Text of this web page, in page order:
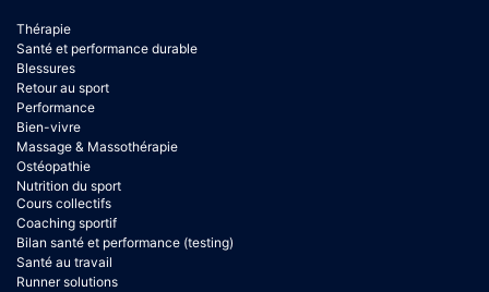
Thérapie
Santé et performance durable
Blessures
Retour au sport
Performance
Bien-vivre
Massage & Massothérapie
Ostéopathie
Nutrition du sport
Cours collectifs
Coaching sportif
Bilan santé et performance (testing)
Santé au travail
Runner solutions